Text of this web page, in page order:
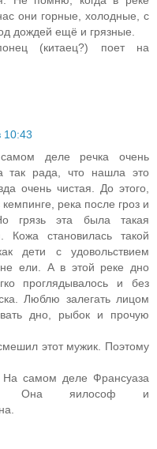
они горные, холодные, с
дождей ещё и грязные.
(китаец?) поет на
10:43
деле речка очень
рада, что нашла это
очень чистая. До этого,
река после гроз и
грязь эта была такая
Кожа становилась такой
дети с удовольствием
ели. А в этой реке дно
проглядывалось и без
Люблю залегать лицом
дно, рыбок и прочую
этот мужик. Поэтому
На самом деле Франсуаза
Она яилософ и